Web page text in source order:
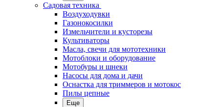
Садовая техника
Воздуходувки
Газонокосилки
Измельчители и кусторезы
Культиваторы
Масла, свечи для мототехники
Мотоблоки и оборудование
Мотобуры и шнеки
Насосы для дома и дачи
Оснастка для триммеров и мотокос
Пилы цепные
Еще